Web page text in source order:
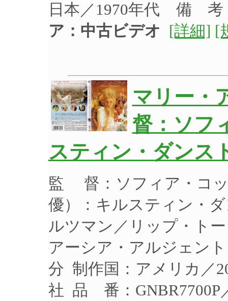
日本／1970年代 備 考
ア：中古ビデオ [詳細] [
マリー・
督：ソフ
スティン・ダンス
監 督：ソフィア・コ
優）：キルスティン・
ルツマン／リップ・ト
アーシア・アルジェン
分 制作国：アメリカ／
社 品 番：GNBR7700P